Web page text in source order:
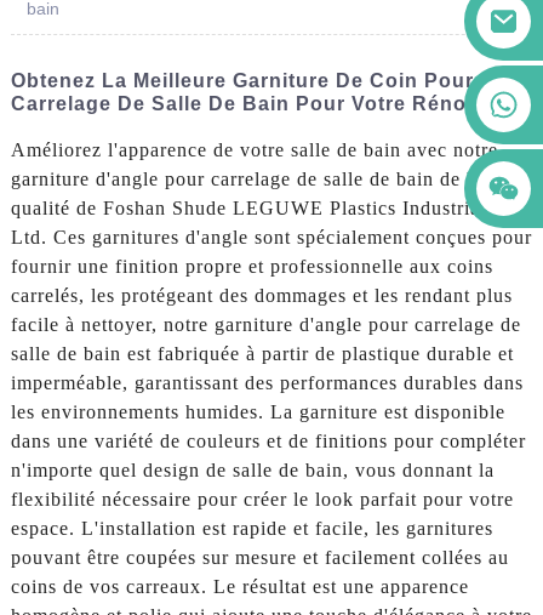
+86 123456789122
bain
Obtenez La Meilleure Garniture De Coin Pour
Carrelage De Salle De Bain Pour Votre Rénovation
Améliorez l'apparence de votre salle de bain avec notre
garniture d'angle pour carrelage de salle de bain de haute
qualité de Foshan Shude LEGUWE Plastics Industrial Co.,
Ltd. Ces garnitures d'angle sont spécialement conçues pour
fournir une finition propre et professionnelle aux coins
carrelés, les protégeant des dommages et les rendant plus
facile à nettoyer, notre garniture d'angle pour carrelage de
salle de bain est fabriquée à partir de plastique durable et
imperméable, garantissant des performances durables dans
les environnements humides. La garniture est disponible
dans une variété de couleurs et de finitions pour compléter
n'importe quel design de salle de bain, vous donnant la
flexibilité nécessaire pour créer le look parfait pour votre
espace. L'installation est rapide et facile, les garnitures
pouvant être coupées sur mesure et facilement collées au
coins de vos carreaux. Le résultat est une apparence